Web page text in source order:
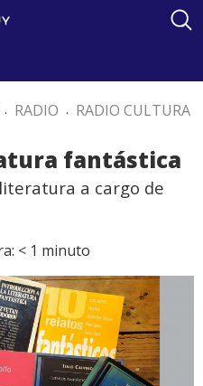
. RADIO . RADIO CULTURA
fantástica
a cargo de
< 1 minuto